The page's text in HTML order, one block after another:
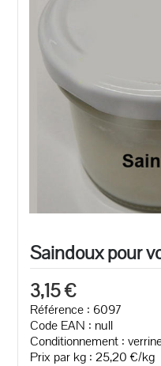
Saindoux pour
3,15 €
Référence : 6097
Code EAN : null
Conditionnement :
Prix par kg : 25,20 €/kg